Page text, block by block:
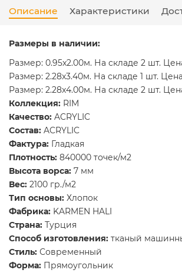
Описание Характеристики
Размеры в наличии:
Размер: 0.95x2.00м. На складе 2 шт.
Размер: 2.28x3.40м. На складе 1 шт.
Размер: 2.28x4.00м. На складе 2 шт.
Коллекция: RIM
Качество: ACRYLIC
Состав: ACRYLIC
Фактура: Гладкая
Плотность: 840000 точек/м2
Высота ворса: 7 мм
Вес: 2100 гр./м2
Тип основы: Хлопок
Фабрика: KARMEN HALI
Страна: Турция
Способ изготовления: тканый
Стиль: Современный
Форма: Прямоугольник